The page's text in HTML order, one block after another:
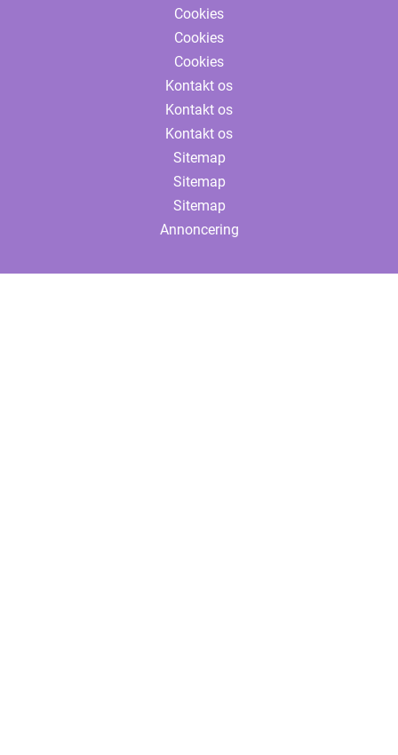
Cookies
Cookies
Cookies
Kontakt os
Kontakt os
Kontakt os
Sitemap
Sitemap
Sitemap
Annoncering